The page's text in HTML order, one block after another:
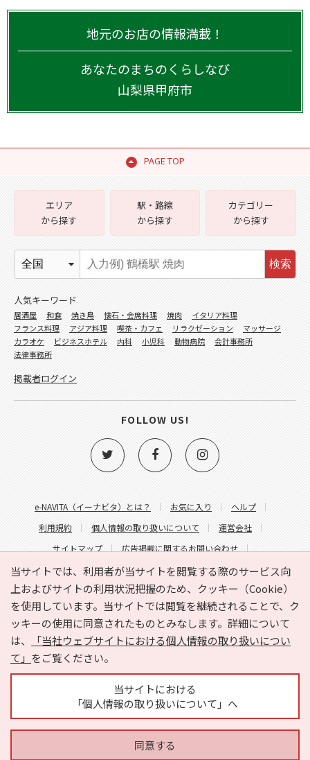
地元のお店の情報満載！
あなたのまちのくらしなび
山梨県甲府市
PAGE TOP
当サイトでは、利用者が当サイトを閲覧する際のサービス向
上およびサイトの利用状況把握のため、クッキー（Cookie）
を使用しています。当サイトでは閲覧を継続されることで、ク
ッキーの使用に同意されたものとみなします。詳細について
は、
「当社ウェブサイトにおける個人情報の取り扱いについ
て」 をご覧ください。
当サイトにおける
「個人情報の取り扱いについて」へ
同意する
e-NAVITA（イーナビタ）とは？ お気に入り
ヘルプ
利用規約
個人情報の取り扱いについて
運営会社
サイトマップ
広告掲載に関するお問い合わせ
サイトの内容に関するお問い合わせ
エリア
から探す
駅・路線
から探す
カテゴリー
から探す
検索
人気キーワード
居酒屋 和食 焼き鳥 懐石・会席料理 焼肉
イタリア料理
フランス料理
アジア料理 喫茶・カフェ リラクゼーション
マッサージ
カラオケ
ビジネスホテル 内科 小児科 動物病院
会計事務所
法律事務所
掲載者ログイン
FOLLOW US!
Copyright © HYOJITO.Co.,Ltd. All Rights Reserved.